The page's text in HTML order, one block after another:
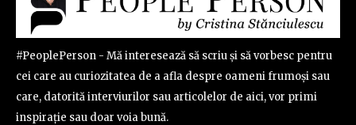
#PeoplePerson - Mă interesează să scriu și să vorbesc pentru
cei care au curiozitatea de a afla despre oameni frumoși sau
care, datorită interviurilor sau articolelor de aici, vor primi
inspirație sau doar voia bună.